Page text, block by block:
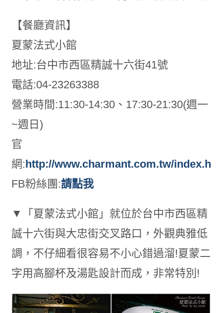
【餐廳資訊】
夏蒙法式小館
地址:台中市西區精誠十六街41號
電話:04-23263388
營業時間:11:30-14:30、17:30-21:30(週一
~週日)
官
網:http://www.charmant.com.tw/
FB粉絲團:請點我
▼「夏蒙法式小館」就位於台中市西區精
誠十六街與大忠街交叉路口，外觀典雅低
調，不仔細看很容易不小心錯過溜!夏蒙二
字用高腳杯及湯匙設計而成，非常特別!